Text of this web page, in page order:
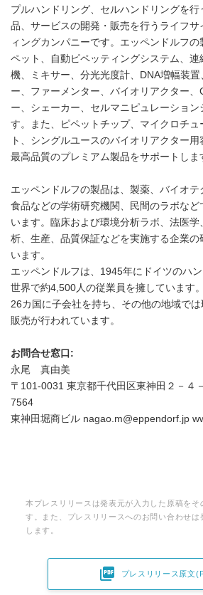
プルハンドリング、セルハンドリングを
品、サービスの開発・販売を行うライフ
ィングカンパニーです。エッペンドルフ
ペット、自動ピペッティングシステム、
機、ミキサー、分光光度計、DNA増幅装
ー、ファーメンター、バイオリアクター、
ー、シェーカー、セルマニピュレーション
す。また、ピペットチップ、マイクロチュ
ト、シングルユースのバイオリアクター用
最高品質のプレミアム製品をサポートしま
エッペンドルフの製品は、製薬、バイオテ
食品などの学術研究機関、民間のラボなど
います。臨床および環境分析ラボ、法医
析、生産、品質保証などを実施する企業の
います。
エッペンドルフは、1945年にドイツのハ
世界で約4,500人の従業員を擁しています
26カ国に子会社を持ち、その他の地域で
販売が行われています。
お問合せ窓口 :
永尾 真由美
〒101-0031 東京都千代田区東神田２－４
7564
東神田堀商ビル nagao.m@eppendorf.jp
本プレスリリースは発表元が入力した原稿をそ
す。また、プレスリリースへのお問い合わせは
します。
 プレスリリース原文